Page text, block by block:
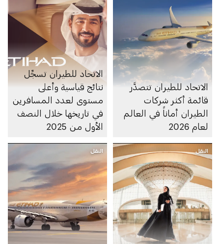
الاتحاد للطيران تتصدَّر
قائمة أكثر شركات
الطيران أماناً في العالم
لعام 2026
الاتحاد للطيران تسجِّل
نتائج قياسية وأعلى
مستوى لعدد المسافرين
في تاريخها خلال النصف
الأول من 2025
النقل النقل